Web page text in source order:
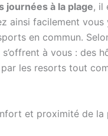
journées à la plage, il
ainsi facilement
en commun.
à vous : des
par les resorts tout
et proximité de la